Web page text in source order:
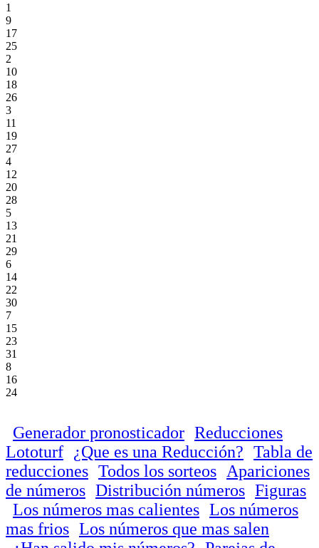
1
9
17
25
2
10
18
26
3
11
19
27
4
12
20
28
5
13
21
29
6
14
22
30
7
15
23
31
8
16
24
Generador pronosticador Reducciones
Lototurf
¿Que es una Reducción? Tabla de
reducciones Todos los sorteos
Apariciones
de números Distribución números Figuras
Los números mas calientes Los números
mas frios Los números que mas salen